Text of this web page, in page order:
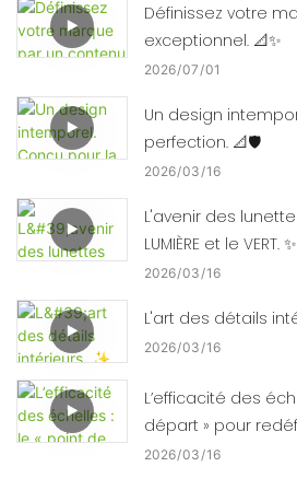
Définissez votre
exceptionnel. 📐✨
2026 07 01
Un design
perfection. 📐🛡️
2026 03 16
L'avenir des
LUMIÈRE et le VERT.
2026 03 16
L'art des détails
2026 03 16
L’efficacité des
départ » pour
2026 03 16